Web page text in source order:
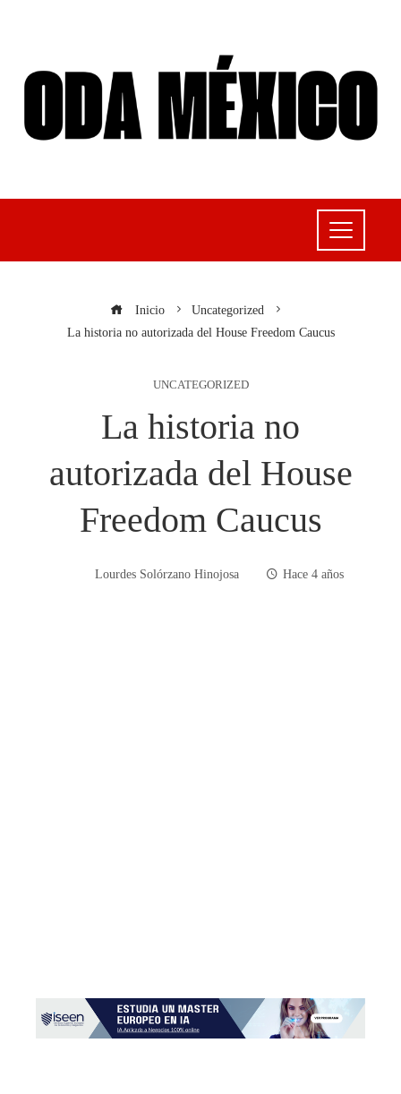
Inicio
Uncategorized
La historia no autorizada del House Freedom Caucus
UNCATEGORIZED
La historia no
autorizada del House
Freedom Caucus
Lourdes Solórzano Hinojosa Hace 4 años